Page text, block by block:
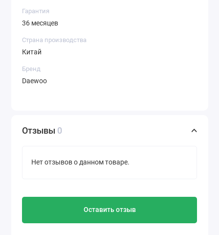
Гарантия
36 месяцев
Страна производства
Китай
Бренд
Daewoo
Отзывы 0
Нет отзывов о данном товаре.
Оставить отзыв